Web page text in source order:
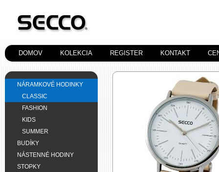
DOMOV KOLEKCIA REGISTER KONTAKT
NÁRAMKOVÉ HODINKY
CLASSIC
FASHION
KIDS
SUMMER
BUDÍKY
NÁSTENNÉ HODINY
STOPKY